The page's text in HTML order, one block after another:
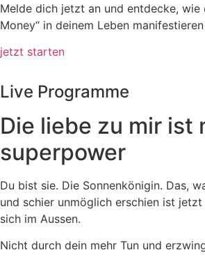
Melde dich jetzt an und entdecke, wie
Money“ in deinem Leben
jetzt starten
Live Programme
Die liebe zu mir ist
superpower
Du bist sie. Die Sonnenkönigin. Das,
und schier unmöglich erschien ist
sich im Aussen.
Nicht durch dein mehr Tun und